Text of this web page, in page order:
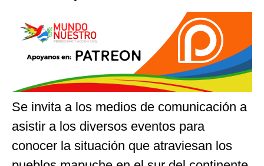
Se invita a los medios de comunicación a
asistir a los diversos eventos para
conocer la situación que atraviesan los